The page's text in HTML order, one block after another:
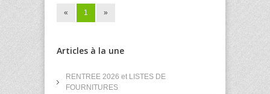
« 1 »
Articles à la une
RENTREE 2026 et LISTES DE
FOURNITURES